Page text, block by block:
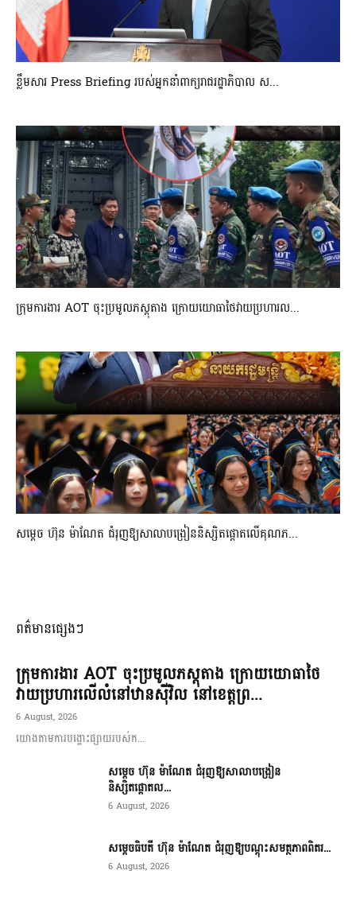
ខ្លឹមសារ Press Briefing របស់អ្នកនាំពាក្យរាជរដ្ឋាភិបាល ស...
ក្រុមការងារ AOT ចុះប្រមូលភស្តុតាង ក្រោយយោធាថៃវាយប្រហារល...
សម្តេច ហ៊ុន ម៉ាណែត ជំរុញឱ្យសាលាបង្រៀននិស្សិតផ្តោតលើគុណភ...
ពត៌មានផ្សេងៗ
ក្រុមការងារ AOT ចុះប្រមូលភស្តុតាង ក្រោយយោធាថៃ
វាយប្រហារលើលំនៅឋានស៊ីវិល នៅខេត្តព្រ...
6 August, 2026
យោងតាមការបង្ហោះផ្សាយរបស់ក...
សម្តេច ហ៊ុន ម៉ាណែត ជំរុញឱ្យសាលាបង្រៀន
និស្សិតផ្តោតល...
6 August, 2026
សម្តេចធិបតី ហ៊ុន ម៉ាណែត ជំរុញឱ្យបណ្តុះសមត្ថភាពពិតរ...
6 August, 2026